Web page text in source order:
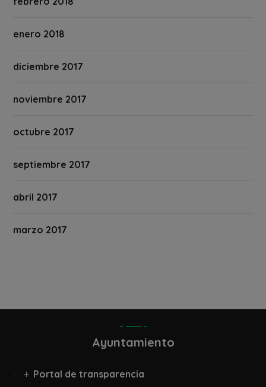
enero 2018
diciembre 2017
noviembre 2017
octubre 2017
septiembre 2017
abril 2017
marzo 2017
Ayuntamiento
Portal de transparencia